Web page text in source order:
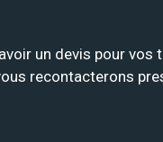
un devis pour vos
recontacterons